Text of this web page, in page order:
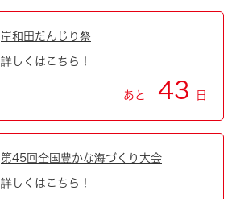
岸和田だんじり祭
詳しくはこちら！
あと 43 日
第45回全国豊かな海づくり大会
詳しくはこちら！